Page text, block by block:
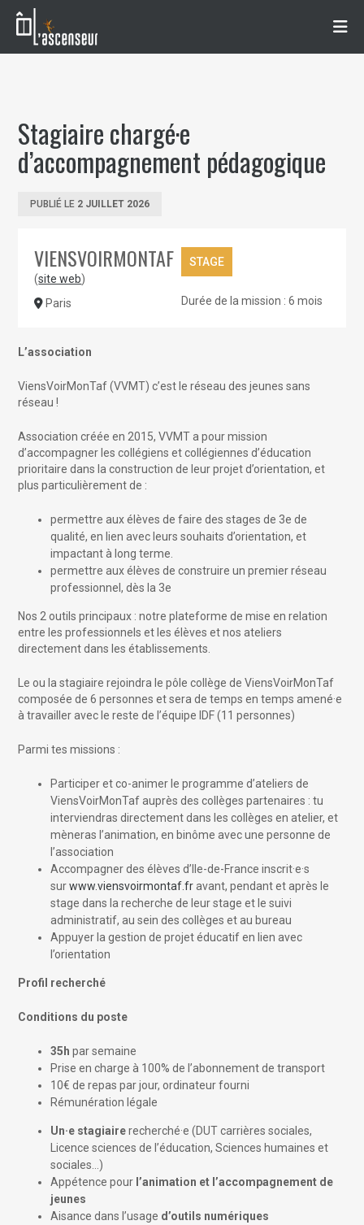
Stagiaire chargé·e
d’accompagnement pédagogique
PUBLIÉ LE 2 JUILLET 2026
VIENSVOIRMONTAF
(site web)
Paris
STAGE
Durée de la mission : 6 mois
L’association
ViensVoirMonTaf (VVMT) c’est le réseau des jeunes sans
réseau !
Association créée en 2015, VVMT a pour mission
d’accompagner les collégiens et collégiennes d’éducation
prioritaire dans la construction de leur projet d’orientation, et
plus particulièrement de :
permettre aux élèves de faire des stages de 3e de
qualité, en lien avec leurs souhaits d’orientation, et
impactant à long terme.
permettre aux élèves de construire un premier réseau
professionnel, dès la 3e
Nos 2 outils principaux : notre plateforme de mise en relation
entre les professionnels et les élèves et nos ateliers
directement dans les établissements.
Le ou la stagiaire rejoindra le pôle collège de ViensVoirMonTaf
composée de 6 personnes et sera de temps en temps amené·e
à travailler avec le reste de l’équipe IDF (11 personnes)
Parmi tes missions :
Participer et co-animer le programme d’ateliers de
ViensVoirMonTaf auprès des collèges partenaires : tu
interviendras directement dans les collèges en atelier, et
mèneras l’animation, en binôme avec une personne de
l’association
Accompagner des élèves d’Ile-de-France inscrit·e·s
surwww.viensvoirmontaf.fravant, pendant et après le
stage dans la recherche de leur stage et le suivi
administratif, au sein des collèges et au bureau
Appuyer la gestion de projet éducatif en lien avec
l’orientation
Profil recherché
Conditions du poste
35h par semaine
Prise en charge à 100% de l’abonnement de transport
10€ de repas par jour, ordinateur fourni
Rémunération légale
Un·e stagiairerecherché·e (DUT carrières sociales,
Licence sciences de l’éducation, Sciences humaines et
sociales…)
Appétence pour l’animation et l’accompagnement de
jeunes
Aisance dans l’usage d’outils numériques